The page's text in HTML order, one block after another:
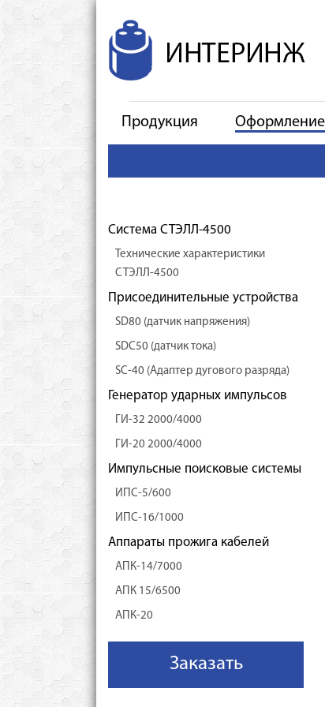
Продукция Оформление
Система СТЭЛЛ-4500
Технические характеристики
СТЭЛЛ-4500
Присоединительные устройства
SD80 (датчик напряжения)
SDC50 (датчик тока)
SC-40 (Адаптер дугового разряда)
Генератор ударных импульсов
ГИ-32 2000/4000
ГИ-20 2000/4000
Импульсные поисковые системы
ИПС-5/600
ИПС-16/1000
Аппараты прожига кабелей
АПК-14/7000
АПК 15/6500
АПК-20
Заказать